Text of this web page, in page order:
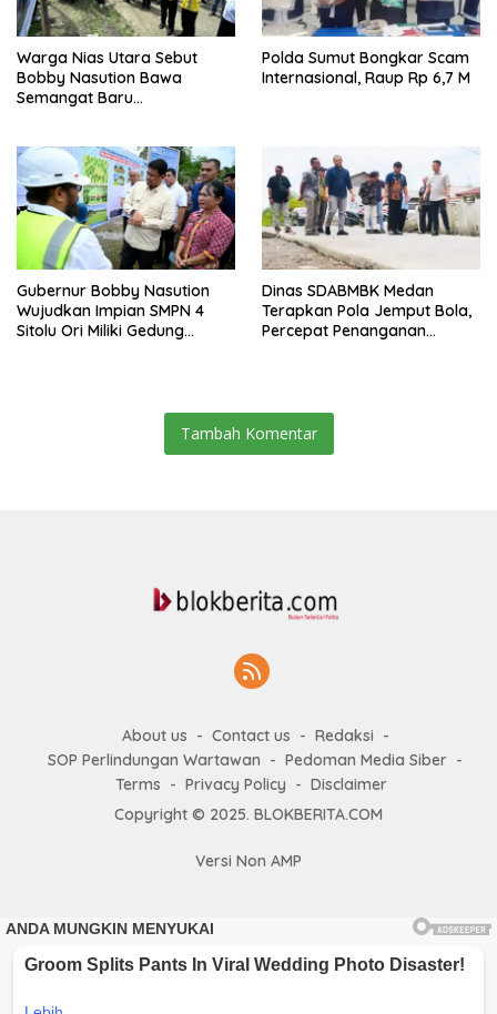
Warga Nias Utara Sebut
Bobby Nasution Bawa
Semangat Baru
Polda Sumut Bongkar Scam
Internasional, Raup Rp 6,7 M
Gubernur Bobby Nasution
Wujudkan Impian SMPN 4
Sitolu Ori Miliki Gedung
Dinas SDABMBK Medan
Terapkan Pola Jemput Bola,
Percepat Penanganan
Tambah Komentar
About us Contact us
Redaksi
SOP Perlindungan Wartawan
Pedoman Media Siber
Terms
Privacy Policy
Disclaimer
Copyright © 2025. BLOKBERITA.COM
Versi Non AMP